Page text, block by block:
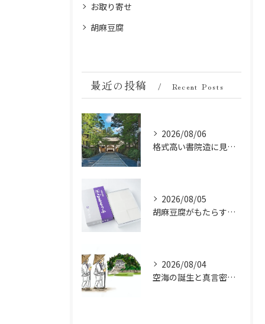
お取り寄せ
胡麻豆腐
最近の投稿 Recent Posts
2026/08/06
格式高い書院造に見る金剛峯寺の中世から近世への変遷
2026/08/05
胡麻豆腐がもたらす美肌の秘密：ビタミンEと抗酸化成分の力
2026/08/04
空海の誕生と真言密教の始まり：お遍路伝説の起点